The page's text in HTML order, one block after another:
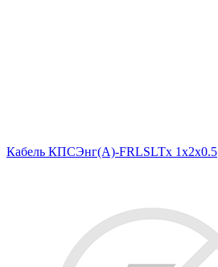
Кабель КПСЭнг(A)-FRLSLTx 1x2x0.5